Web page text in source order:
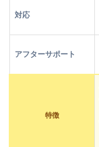
対応
アフターサポート
特徴